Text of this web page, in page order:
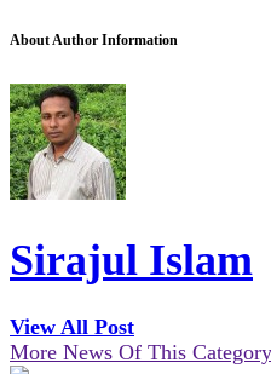
About Author Information
Sirajul Islam
View All Post
More News Of This Category